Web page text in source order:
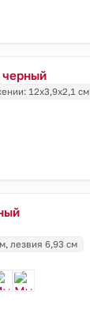
черный
12х3,9х2,1 см
лезвия 6,93 см